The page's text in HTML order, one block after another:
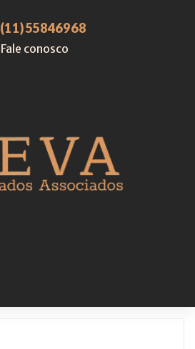
(11)55846968
Fale conosco